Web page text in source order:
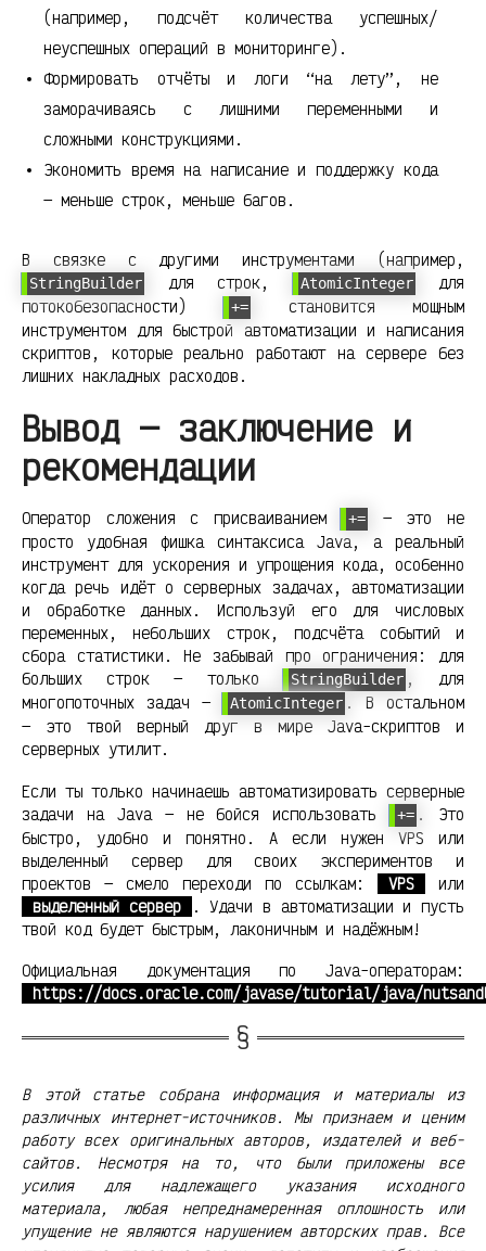
(например, подсчёт количества успешных/
неуспешных операций в мониторинге).
Формировать отчёты и логи “на лету”, не
заморачиваясь с лишними переменными и
сложными конструкциями.
Экономить время на написание и поддержку кода
— меньше строк, меньше багов.
В связке с другими инструментами (например,
StringBuilder для строк, AtomicInteger
для
потокобезопасности)
+=
становится мощным
инструментом для быстрой автоматизации и написания
скриптов, которые реально работают на сервере без
лишних накладных расходов.
Вывод — заключение и
рекомендации
Оператор сложения с присваиванием +=
— это не
просто удобная фишка синтаксиса Java, а реальный
инструмент для ускорения и упрощения кода, особенно
когда речь идёт о серверных задачах, автоматизации
и обработке данных. Используй его для числовых
переменных, небольших строк, подсчёта событий и
сбора статистики. Не забывай про ограничения: для
больших строк — только
StringBuilder , для
многопоточных задач —
AtomicInteger . В остальном
— это твой верный друг в мире Java-скриптов и
серверных утилит.
Если ты только начинаешь автоматизировать серверные
задачи на Java — не бойся использовать
+= . Это
быстро, удобно и понятно. А если нужен VPS или
выделенный сервер для своих экспериментов и
проектов — смело переходи по ссылкам:
VPS
или
выделенный сервер
. Удачи в автоматизации и пусть
твой код будет быстрым, лаконичным и надёжным!
Официальная документация по Java-операторам:
https://docs.oracle.com/javase/tutorial/java/
В этой статье собрана информация и материалы из
различных интернет-источников. Мы признаем и ценим
работу всех оригинальных авторов, издателей и веб-
сайтов. Несмотря на то, что были приложены все
усилия для надлежащего указания исходного
материала, любая непреднамеренная оплошность или
упущение не являются нарушением авторских прав. Все